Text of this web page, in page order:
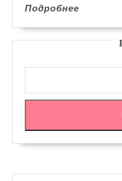
Подробнее